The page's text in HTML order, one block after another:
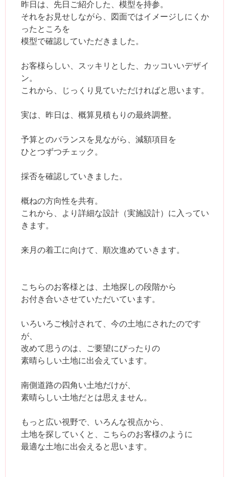
昨日は、先日ご紹介した、模型を持参。
それをお見せしながら、図面ではイメージしにくか
ったところを
模型で確認していただきました。
お客様らしい、スッキリとした、カッコいいデザイ
ン。
これから、じっくり見ていただければと思います。
実は、昨日は、概算見積もりの最終調整。
予算とのバランスを見ながら、減額項目を
ひとつずつチェック。
採否を確認していきました。
概ねの方向性を共有。
これから、より詳細な設計（実施設計）に入ってい
きます。
来月の着工に向けて、順次進めていきます。
こちらのお客様とは、土地探しの段階から
お付き合いさせていただいています。
いろいろご検討されて、今の土地にされたのです
が、
改めて思うのは、ご要望にぴったりの
素晴らしい土地に出会えています。
南側道路の四角い土地だけが、
素晴らしい土地だとは思えません。
もっと広い視野で、いろんな視点から、
土地を探していくと、こちらのお客様のように
最適な土地に出会えると思います。